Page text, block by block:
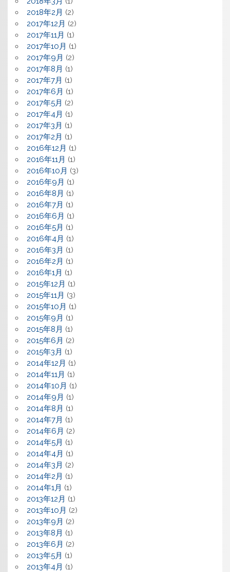
2018年2月 (2)
2017年12月 (2)
2017年11月 (1)
2017年10月 (1)
2017年9月 (2)
2017年8月 (1)
2017年7月 (1)
2017年6月 (1)
2017年5月 (2)
2017年4月 (1)
2017年3月 (1)
2017年2月 (1)
2016年12月 (1)
2016年11月 (1)
2016年10月 (3)
2016年9月 (1)
2016年8月 (1)
2016年7月 (1)
2016年6月 (1)
2016年5月 (1)
2016年4月 (1)
2016年3月 (1)
2016年2月 (1)
2016年1月 (1)
2015年12月 (1)
2015年11月 (3)
2015年10月 (1)
2015年9月 (1)
2015年8月 (1)
2015年6月 (2)
2015年3月 (1)
2014年12月 (1)
2014年11月 (1)
2014年10月 (1)
2014年9月 (1)
2014年8月 (1)
2014年7月 (1)
2014年6月 (2)
2014年5月 (1)
2014年4月 (1)
2014年3月 (2)
2014年2月 (1)
2014年1月 (1)
2013年12月 (1)
2013年10月 (2)
2013年9月 (2)
2013年8月 (1)
2013年6月 (2)
2013年5月 (1)
2013年4月 (1)